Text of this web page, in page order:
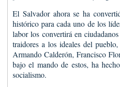
El Salvador ahora se ha
histórico para cada uno de los
labor los convertirá en
traidores a los ideales del
Armando Calderón, Francisco
bajo el mando de estos, ha
socialismo.